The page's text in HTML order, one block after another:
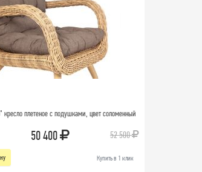
кресло плетеное с подушками, цвет соломенный
50 400 52 500
Купить в 1 клик